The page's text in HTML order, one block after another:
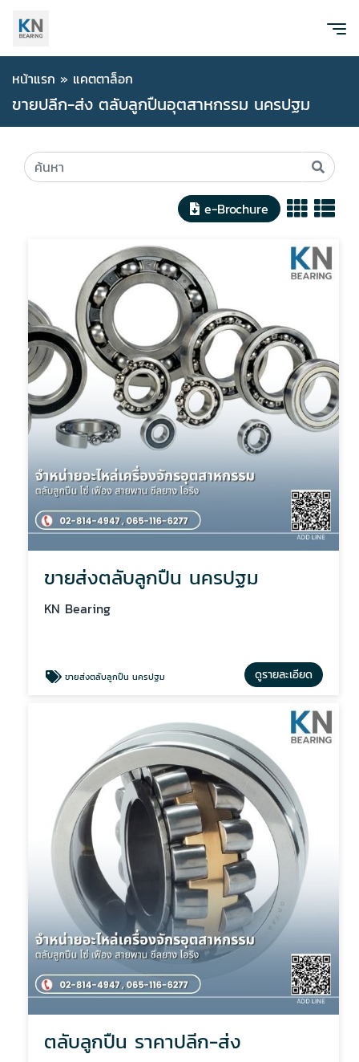
หน้าแรก » แคตตาล็อก
ขายปลีก-ส่ง ตลับลูกปืนอุตสาหกรรม นครปฐม
e-Brochure
ขายส่งตลับลูกปืน นครปฐม
KN Bearing
ขายส่งตลับลูกปืน นครปฐม ดูรายละเอียด
ตลับลูกปืน ราคาปลีก-ส่ง